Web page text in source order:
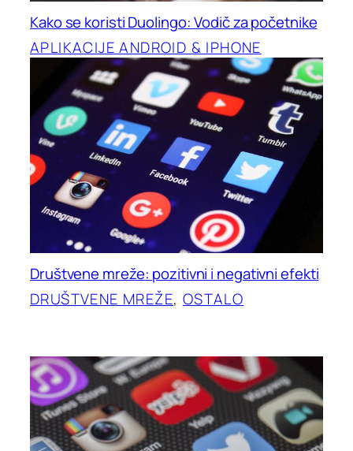
Kako se koristi Duolingo: Vodič za početnike
APLIKACIJE ANDROID & IPHONE
Društvene mreže: pozitivni i negativni efekti
DRUŠTVENE MREŽE, OSTALO